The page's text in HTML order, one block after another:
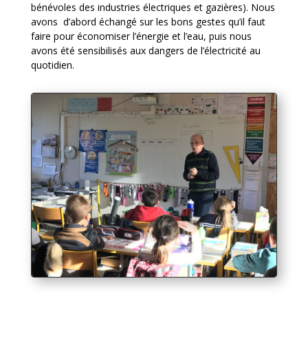
bénévoles des industries électriques et gazières). Nous
avons d’abord échangé sur les bons gestes qu’il faut
faire pour économiser l’énergie et l’eau, puis nous
avons été sensibilisés aux dangers de l’électricité au
quotidien.